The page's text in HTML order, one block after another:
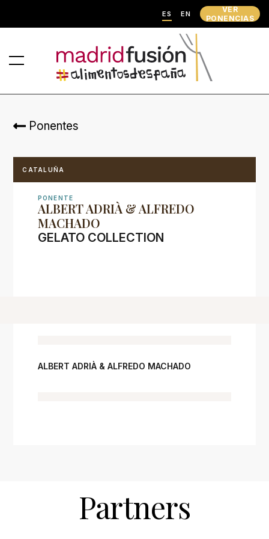
ES EN
VER
PONENCIAS
Ponentes
CATALUÑA
PONENTE
ALBERT ADRIÀ & ALFREDO
MACHADO
GELATO COLLECTION
ALBERT ADRIÀ & ALFREDO MACHADO
Partners